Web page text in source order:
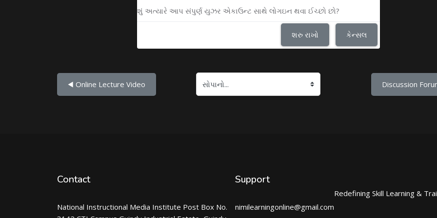
શું અત્યારે આપ સંપુર્ણ યુઝર એકાઉન્ટ સાથે લોગઇન થવા ઈચ્છો છો?
શરુ રાખો કેન્સલ
◀︎ Online Lecture Video સોપાનો... Discussion
Contact
National Instructional Media Institute Post Box No.
Support
nimilearningonline@gmail.com
Redefining Skill Learning &